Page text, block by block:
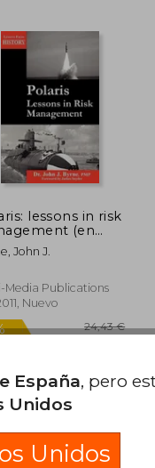
5%
dcto.
lessons in risk
(en
John J.
Media Publications
Nuevo
España, pero
Unidos
Unidos